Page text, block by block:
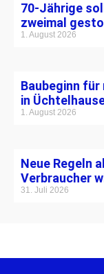
70-Jährige
zweimal
1. August 2026
Baubeginn
in
1. August 2026
Neue Regeln
Verbraucher
31. Juli 2026